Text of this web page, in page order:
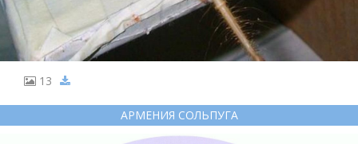
13
АРМЕНИЯ СОЛЬПУГА